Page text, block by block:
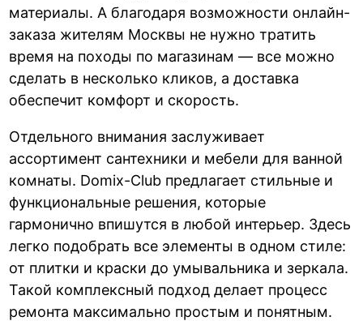
материалы. А благодаря возможности онлайн-
заказа жителям Москвы не нужно тратить
время на походы по магазинам — все можно
сделать в несколько кликов, а доставка
обеспечит комфорт и скорость.
Отдельного внимания заслуживает
ассортимент сантехники и мебели для ванной
комнаты. Domix-Club предлагает стильные и
функциональные решения, которые
гармонично впишутся в любой интерьер. Здесь
легко подобрать все элементы в одном стиле:
от плитки и краски до умывальника и зеркала.
Такой комплексный подход делает процесс
ремонта максимально простым и понятным.